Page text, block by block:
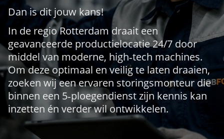
Dan is dit jouw kans!
In de regio Rotterdam draait een
geavanceerde productielocatie 24/7 door
middel van moderne, high‑tech machines.
Om deze optimaal en veilig te laten draaien,
zoeken wij een ervaren storingsmonteur die
binnen een 5‑ploegendienst zijn kennis kan
inzetten én verder wil ontwikkelen.